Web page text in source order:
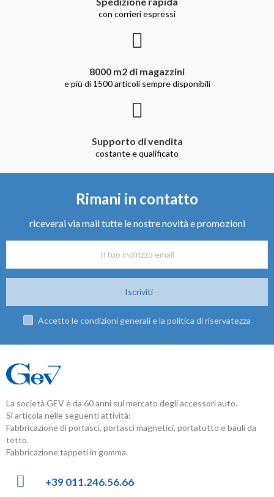
con corrieri espressi
8000 m2 di magazzini
e più di 1500 articoli sempre disponibili
Supporto di vendita
costante e qualificato
Rimani in contatto
riceverai via mail tutte le nostre novità e promozioni
Iscriviti
Accetto le condizioni generali e la politica di riservatezza
La società GEV è da 60 anni sul mercato degli accessori auto.
Si articola nelle seguenti attività:
Fabbricazione di portasci, portasci magnetici, portatutto e bauli da
tetto.
Fabbricazione tappeti in gomma.
+39 011.246.56.66